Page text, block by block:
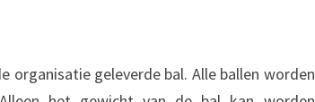
geleverde bal. Alle ballen worden